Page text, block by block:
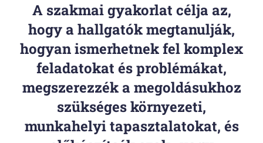
A szakmai gyakorlat célja az,
hogy a hallgatók megtanulják,
hogyan ismerhetnek fel komplex
feladatokat és problémákat,
megszerezzék a megoldásukhoz
szükséges környezeti,
munkahelyi tapasztalatokat, és